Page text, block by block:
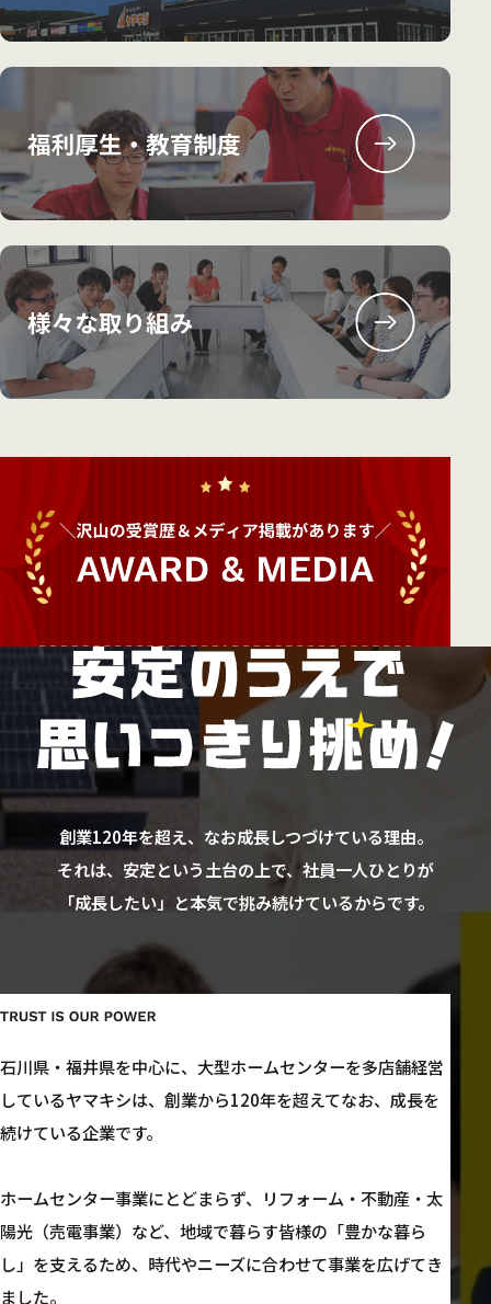
創業120年を超え、なお成長しつづけている理由。
それは、安定という土台の上で、 社員一人ひとりが
「成長したい」と本気で挑み続けているからです。
石川県・福井県を中心に、 大型ホームセンターを多店舗経営
しているヤマキシは、 創業から120年を超えてなお、成長を
続けている企業です。
ホームセンター事業にとどまらず、 リフォーム・不動産・太
陽光（売電事業）など、 地域で暮らす皆様の「豊かな暮ら
し」を支えるため、 時代やニーズに合わせて事業を広げてき
ました。